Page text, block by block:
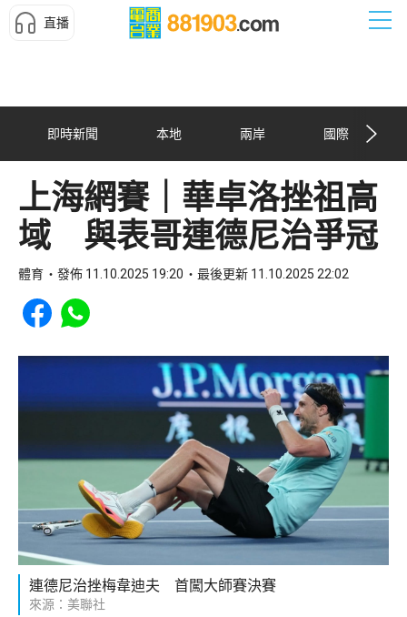
直播
即時新聞 本地 兩岸 國際
上海網賽｜華卓洛挫祖高
域 與表哥連德尼治爭冠
體育 發佈 11.10.2025 19:20 最後更新 11.10.2025 22:02
Share to Facebook
Share to WhatsApp
連德尼治挫梅韋迪夫 首闖大師賽決賽
來源：美聯社